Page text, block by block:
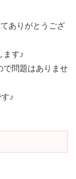
ありがとうござ
ます♪
で問題はありませ
♪